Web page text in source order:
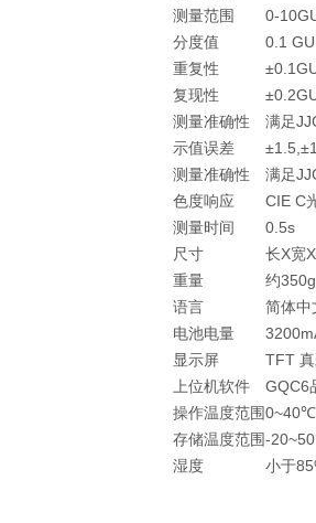
测量范围
0-
分度值
0.1 GU
重复性
复现性
测量准确性
满足
示值误差
测量准确性
满足
色度响应
CIE C
测量时间
0.5s
尺寸
长X宽
重量
约350g
语言
简体中
电池电量
显示屏
TFT
上位机软件
GQC6
操作温度范围0~40℃
存储温度范围-
湿度
小于